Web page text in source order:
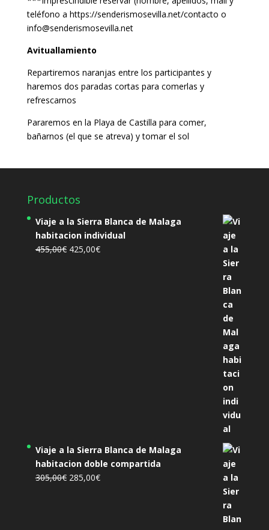
teléfono a https://senderismosevilla.net/contacto o
info@senderismosevilla.net
Avituallamiento
Repartiremos naranjas entre los participantes y
haremos dos paradas cortas para comerlas y
refrescarnos
Pararemos en la Playa de Castilla para comer,
bañarnos (el que se atreva) y tomar el sol
Productos
Viaje a la Sierra Blanca de Malaga
habitacion individual
455,00€ El
425,00€El
Viaje a la Sierra Blanca de Malaga
habitacion doble compartida
305,00€ El
285,00€El